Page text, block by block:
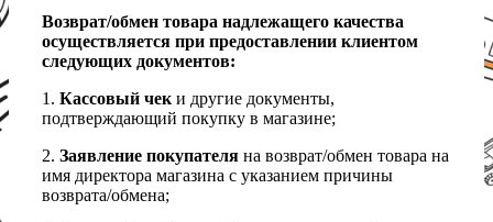
Возврат/обмен товара надлежащего качества
осуществляется при предоставлении клиентом
следующих документов:
1. Кассовый чеки другие документы,
подтверждающий покупку в магазине;
2. Заявление покупателя на возврат/обмен товара на
имя директора магазина с указанием причины
возврата/обмена;